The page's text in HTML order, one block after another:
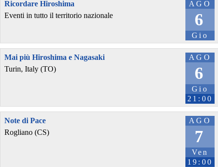
AGO
6
Gio
Ricordare Hiroshima
Eventi in tutto il territorio nazionale
AGO
6
Gio
21:00
Mai più Hiroshima e Nagasaki
Turin, Italy (TO)
AGO
7
Ven
19:00
Note di Pace
Rogliano (CS)